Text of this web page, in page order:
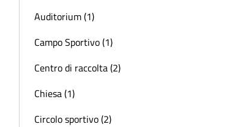
Auditorium (1)
Campo Sportivo (1)
Centro di raccolta (2)
Chiesa (1)
Circolo sportivo (2)